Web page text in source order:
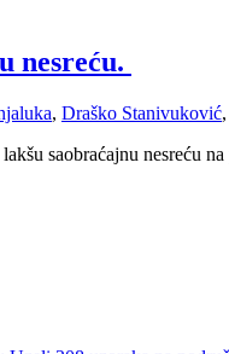
nesreću.
, Draško Stanivuković,
saobraćajnu nesreću